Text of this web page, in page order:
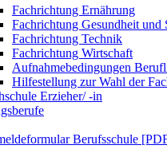
Fachrichtung Ernährung
Fachrichtung Gesundheit und
Fachrichtung Technik
Fachrichtung Wirtschaft
Aufnahmebedingungen
Hilfestellung zur Wahl der
Erzieher/ -in
Berufsschule